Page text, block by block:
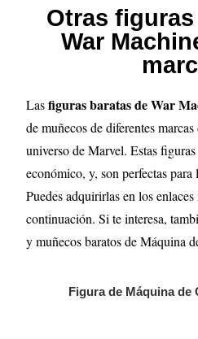
Otras
War
Lasfiguras baratas de War
de muñecos de diferentes
universo de Marvel. Estas
económico, y, son perfectas para
Puedes adquirirlas en los
continuación. Si te interesa,
y muñecos baratos de Máquina
Figura de Máquina de